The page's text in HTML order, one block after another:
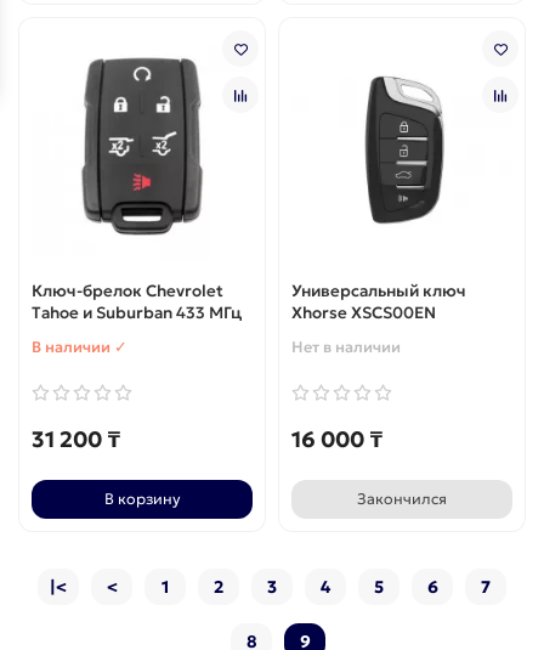
Ключ-брелок Chevrolet
Tahoe и Suburban 433 МГц
В наличии ✓
31 200 ₸
В корзину
Универсальный ключ
Xhorse XSCS00EN
Нет в наличии
16 000 ₸
Закончился
|< < 1 2 3 4 5 6 7
8 9